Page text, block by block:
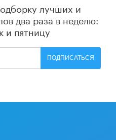
лучших и
два раза в неделю:
и пятницу
ПОДПИСАТЬСЯ